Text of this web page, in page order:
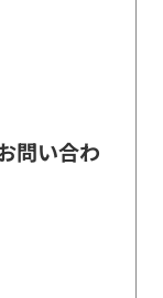
問い合わ